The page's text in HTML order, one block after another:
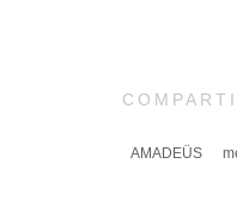
AMADEÜS